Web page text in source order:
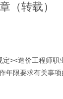
（转载）
><造价工程师职
年限要求有关事